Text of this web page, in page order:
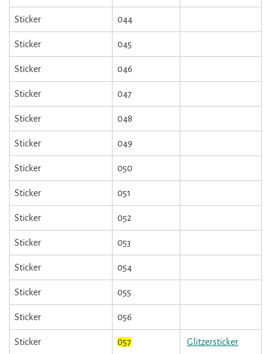
Sticker 044
Sticker 045
Sticker 046
Sticker 047
Sticker 048
Sticker 049
Sticker 050
Sticker 051
Sticker 052
Sticker 053
Sticker 054
Sticker 055
Sticker 056
Sticker 057 Glitzersticker